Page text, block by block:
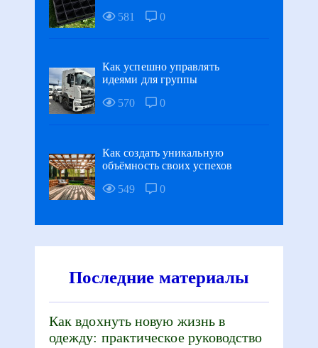
581
0
Как успешно управлять
идеями для группы
570
0
Как создать уникальную
объёмность своих успехов
549
0
Последние материалы
Как вдохнуть новую жизнь в
одежду: практическое руководство